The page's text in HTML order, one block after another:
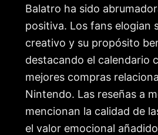
Balatro ha sido
positiva. Los fans elogian
creativo y su propósito
destacando el calendario
mejores compras
Nintendo. Las reseñas a
mencionan la calidad de
el valor emocional